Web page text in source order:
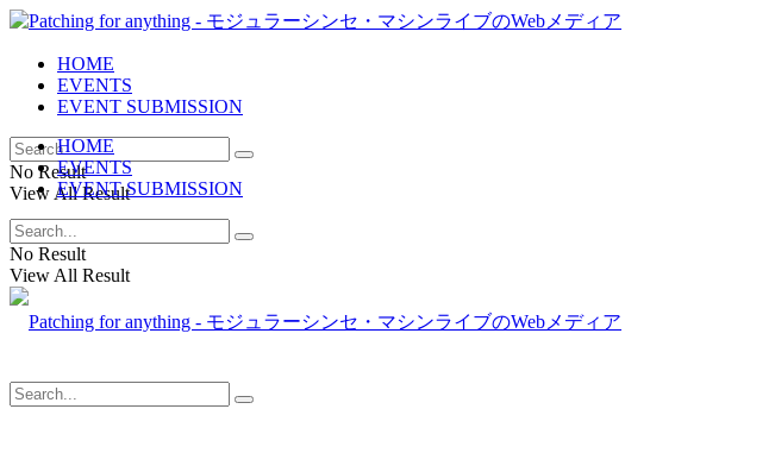
HOME
EVENTS
EVENT SUBMISSION
No Result
View All Result
HOME
EVENTS
EVENT SUBMISSION
No Result
View All Result